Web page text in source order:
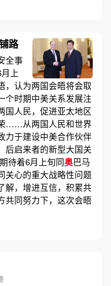
路
全事
上
，认为两国会晤将会取
个时期中美关系发展注
国人民，促进亚太地区
……从两国人民和世界
力于建设中美合作伙伴
后启来者的新型大国关
待着6月上旬同奥巴马
关心的重大战略性问题
解，增进互信，积累共
共同努力下，这次会晤